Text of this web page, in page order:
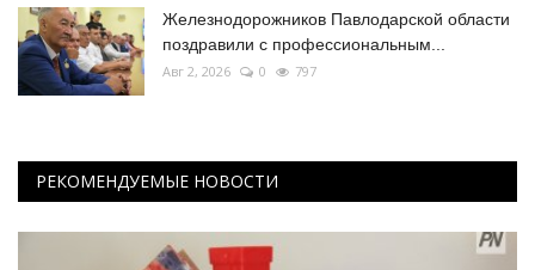
Железнодорожников Павлодарской области
поздравили с профессиональным...
Авг 2, 2026 0 797
РЕКОМЕНДУЕМЫЕ НОВОСТИ